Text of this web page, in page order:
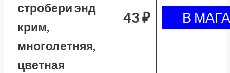
стробери энд
крим,
многолетняя,
цветная
43 ₽